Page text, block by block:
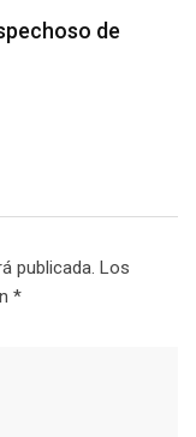
filas para
publicada. Los
*